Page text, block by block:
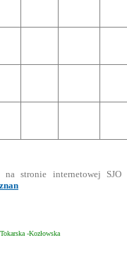
stronie internetowej SJO
-Kozłowska